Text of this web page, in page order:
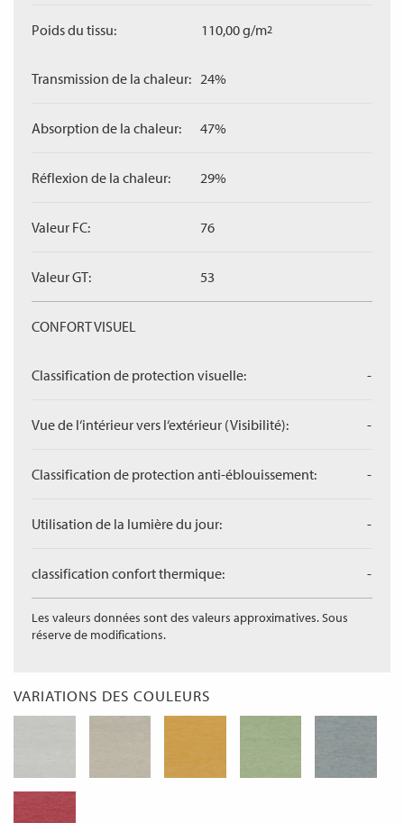
Poids du tissu: 110,00 g/m2
Transmission de la chaleur: 24%
Absorption de la chaleur: 47%
Réflexion de la chaleur: 29%
Valeur FC: 76
Valeur GT: 53
CONFORT VISUEL
Classification de protection visuelle: -
Vue de l‘intérieur vers l‘extérieur (Visibilité): -
Classification de protection anti-éblouissement: -
Utilisation de la lumière du jour: -
classification confort thermique: -
Les valeurs données sont des valeurs approximatives. Sous
réserve de modifications.
VARIATIONS DES COULEURS